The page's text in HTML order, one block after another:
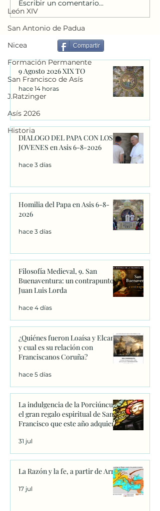
León XIV
San Antonio de Padua
Nicea
Formación Permanente
San Francisco de Asís
J.Ratzinger
Asís 2026
Historia
Concurso fotográfico
sobre el Cántico de las
Criaturas
Escribir un comentario...
Compartir
9 Agosto 2026 XIX TO
hace 14 horas
DIALOGO DEL PAPA CON LOS
JOVENES en Asis 6-8-2026
hace 3 días
Homilia del Papa en Asis 6-8-
2026
hace 3 días
Filosofía Medieval, 9. San
Buenaventura: un contrapunto.
Juan Luis Lorda
hace 4 días
¿Quiénes fueron Loaísa y Elcano
y cual es su relación con
Franciscanos Coruña?
hace 5 días
La indulgencia de la Porciúncula:
el gran regalo espiritual de San
Francisco que este año adquiere
31 jul
La Razón y la fe, a partir de Arrio
17 jul